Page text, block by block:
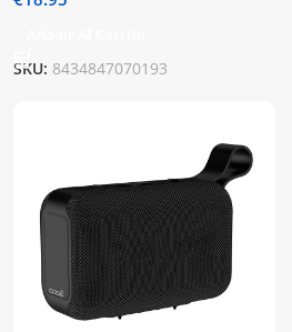
SKU: 8434847070193